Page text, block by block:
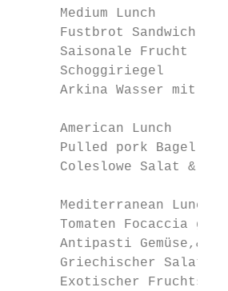
Medium Lunch
Fustbrot Sandwich
Saisonale Frucht
Schoggiriegel
Arkina Wasser mit
American Lunch
Pulled pork Bagel
Coleslowe Salat &
Mediterranean Lunch
Tomaten Focaccia
Antipasti Gemüse,&
Griechischer Salat
Exotischer